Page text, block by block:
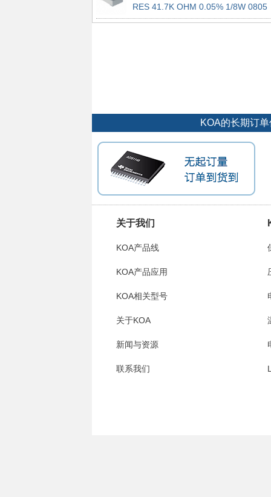
RES 41.7K OHM 0.05% 1/8W 0805
KOA的长期订
关于我们
KOA产品线
KOA产品应用
KOA相关型号
关于KOA
新闻与资源
联系我们